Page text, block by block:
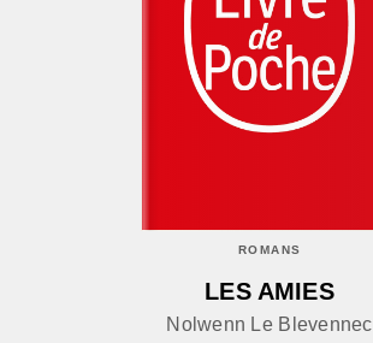
ROMANS
LES AMIES
Nolwenn Le Blevennec